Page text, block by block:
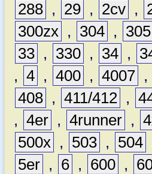
288 , 29 , 2cv ,
300zx , 304 , 305
33 , 330 , 34 ,
, 4 , 400 , 4007 ,
408 , 411/412 ,
, 4er , 4runner ,
500x , 503 , 504
5er , 6 , 600 ,